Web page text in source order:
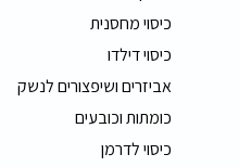
כיסוי מחסנית
כיסוי דילדו
אביזרים ושיפצורים לנשק
כומתות וכובעים
כיסוי לדרמן